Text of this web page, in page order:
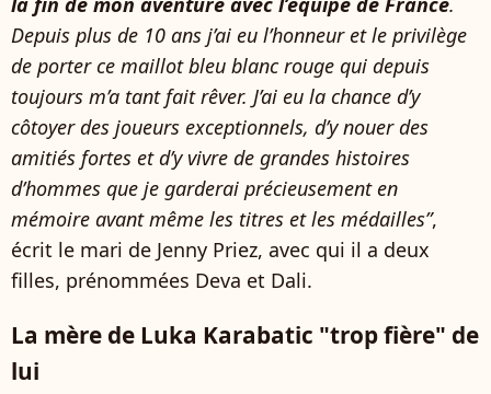
Depuis plus de 10 ans j’ai eu l’honneur et le privilège
de porter ce maillot bleu blanc rouge qui depuis
toujours m’a tant fait rêver. J’ai eu la chance d’y
côtoyer des joueurs exceptionnels, d’y nouer des
amitiés fortes et d’y vivre de grandes histoires
d’hommes que je garderai précieusement en
mémoire avant même les titres et les médailles”,
écrit le mari de Jenny Priez, avec qui il a deux
filles, prénommées Deva et Dali.
La mère de Luka Karabatic "trop fière" de
lui